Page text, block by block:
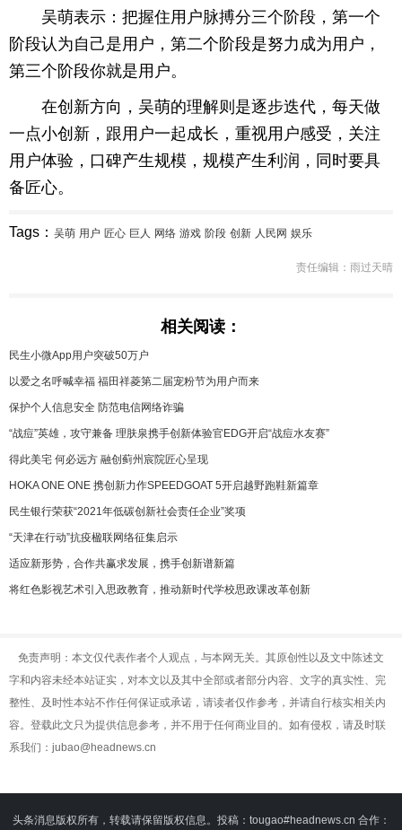
育
育
游
快
吴萌表示：把握住用户脉搏分三个阶段，第一个
阶段认为自己是用户，第二个阶段是努力成为用户，
第三个阶段你就是用户。
在创新方向，吴萌的理解则是逐步迭代，每天做
一点小创新，跟用户一起成长，重视用户感受，关注
用户体验，口碑产生规模，规模产生利润，同时要具
备匠心。
Tags： 吴萌 用户 匠心 巨人 网络 游戏 阶段 创新 人民网 娱乐
责任编辑：雨过天晴
相关阅读：
民生小微App用户突破50万户
以爱之名呼喊幸福 福田祥菱第二届宠粉节为用户而来
保护个人信息安全 防范电信网络诈骗
“战痘”英雄，攻守兼备 理肤泉携手创新体验官EDG开启“战痘水友赛”
得此美宅 何必远方 融创蓟州宸院匠心呈现
HOKA ONE ONE 携创新力作SPEEDGOAT 5开启越野跑鞋新篇章
民生银行荣获“2021年低碳创新社会责任企业”奖项
“天津在行动”抗疫楹联网络征集启示
适应新形势，合作共赢求发展，携手创新谱新篇
将红色影视艺术引入思政教育，推动新时代学校思政课改革创新
免责声明：本文仅代表作者个人观点，与本网无关。其原创性以及文中陈述文
字和内容未经本站证实，对本文以及其中全部或者部分内容、文字的真实性、完
整性、及时性本站不作任何保证或承诺，请读者仅作参考，并请自行核实相关内
容。登载此文只为提供信息参考，并不用于任何商业目的。如有侵权，请及时联
系我们：jubao@headnews.cn
头条消息版权所有，转载请保留版权信息。投稿：tougao#headnews.cn 合作：